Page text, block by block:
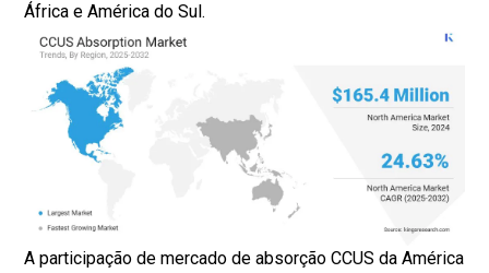
África e América do Sul.
A participação de mercado de absorção CCUS da América